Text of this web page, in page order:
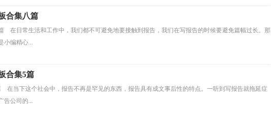
合集八篇
在日常生活和工作中，我们都不可避免地要接触到报告，我们在写报告的时候要避免篇幅过长。那
小编精心...
合集5篇
在当下这个社会中，报告不再是罕见的东西，报告具有成文事后性的特点。一听到写报告就拖延症
告公司的...